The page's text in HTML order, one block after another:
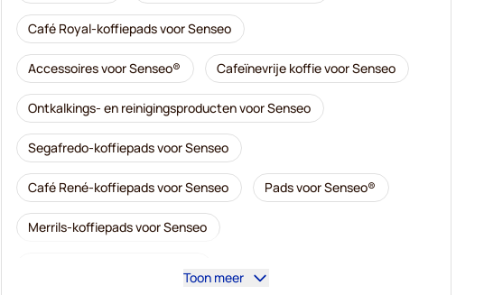
Café Royal-koffiepads voor Senseo
Accessoires voor Senseo® Cafeïnevrije koffie voor Senseo
Ontkalkings- en reinigingsproducten voor Senseo
Segafredo-koffiepads voor Senseo
Café René-koffiepads voor Senseo Pads voor Senseo®
Merrils-koffiepads voor Senseo
Toon meer